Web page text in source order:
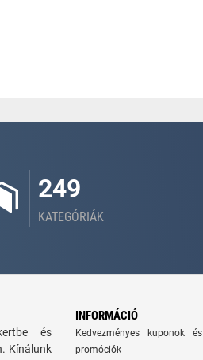
249
KATEGÓRIÁK
és
Kínálunk
INFORMÁCIÓ
Kedvezményes kuponok és
promóciók